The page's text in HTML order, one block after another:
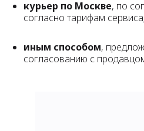
курьер по Москве, по
согласно тарифам сервиса;
иным способом,
согласованию с